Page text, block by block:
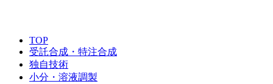
TOP
受託合成・特注合成
独自技術
小分・溶液調製